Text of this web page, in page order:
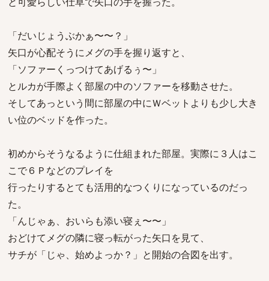
「だいじょうぶかぁ〜〜？」
矢口が心配そうにメグの手を握り返すと、
「ソファーくっつけてあげるぅ〜」
とルカが手際よく部屋の中のソファーを移動させた。
そしてあっという間に部屋の中にＷベットよりも少し大き
い位のベッドを作った。
初めからそうなるように仕組まれた部屋。実際に３人はこ
こで６Ｐなどのプレイを
行ったりするとても活用的なつくりになっているのだっ
た。
「んじゃぁ、おいらも添い寝ぇ〜〜」
おどけてメグの隣に寝っ転がった矢口を見て、
サチが「じゃ、始めよっか？」と開始の合図を出す。